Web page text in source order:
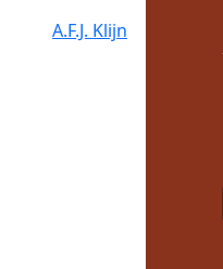
A.F.J. Klijn